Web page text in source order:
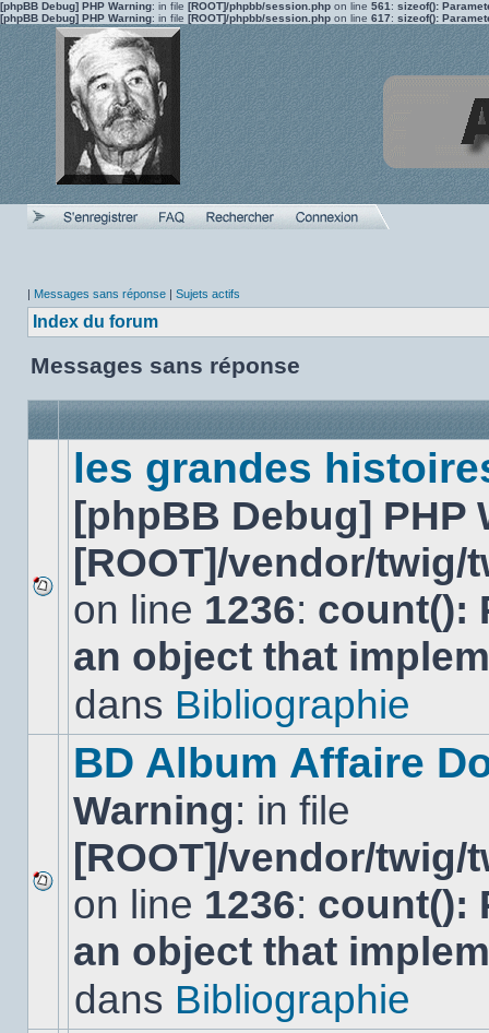
[phpBB Debug] PHP Warning: in file [ROOT]/phpbb/session.php on line 561 : sizeof():
[phpBB Debug] PHP Warning: in file [ROOT]/phpbb/session.php on line 617: sizeof():
| Messages sans réponse | Sujets actifs
Index du forum
Messages sans réponse
Aucun
nouveau
message
non-
dans
les grandes
[phpBB Debug] PHP
[ROOT]/vendor/
on line 1236: count():
an object that
dans Bibliographie
Aucun
nouveau
message
non-
dans
BD Album Affaire
Warning: in file
[ROOT]/vendor/
on line 1236: count():
an object that
dans Bibliographie